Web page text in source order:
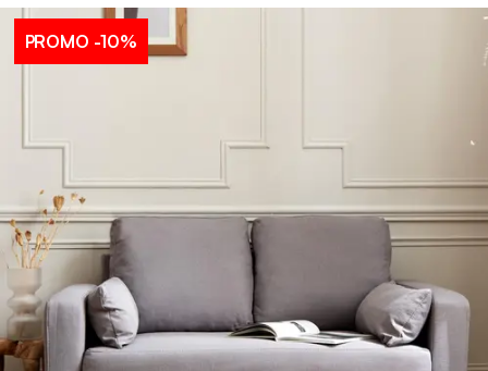
PROMO -10%